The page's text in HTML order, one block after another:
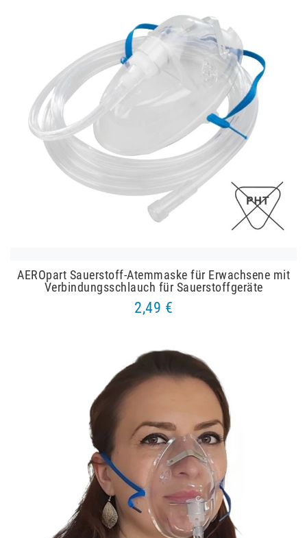
AEROpart Sauerstoff-Atemmaske für Erwachsene mit
Verbindungsschlauch für Sauerstoffgeräte
2,49 €